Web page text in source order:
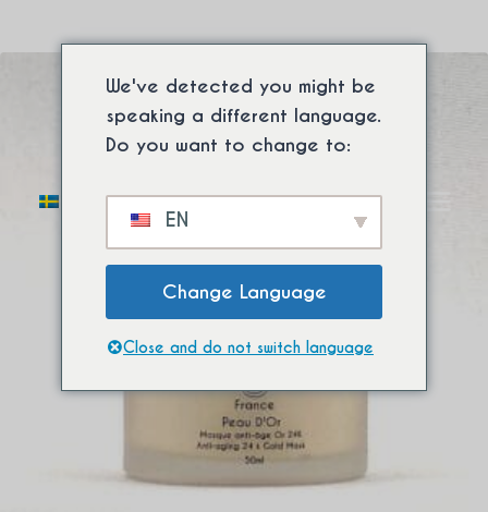
Fri internationell frakt från minsta köp. ⚡
Växla
mellan
barnmenyer
We've detected you might be
speaking a different language.
Do you want to change to:
EN
Change Language
Close and do not switch language